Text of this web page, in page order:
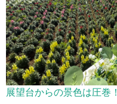
展望台からの景色は圧巻！